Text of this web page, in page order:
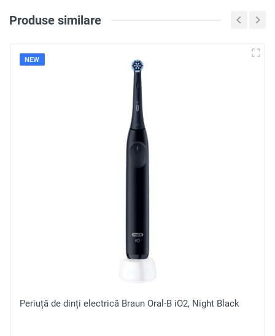
Produse similare
NEW
Periuță de dinți electrică Braun Oral-B iO2, Night Black